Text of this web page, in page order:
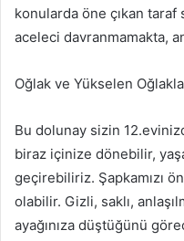
konularda öne çıkan taraf
aceleci davranmamakta,
Oğlak ve Yükselen
Bu dolunay sizin
biraz içinize dönebilir,
geçirebiliriz. Şapkamızı
olabilir. Gizli, saklı,
ayağınıza düştüğünü